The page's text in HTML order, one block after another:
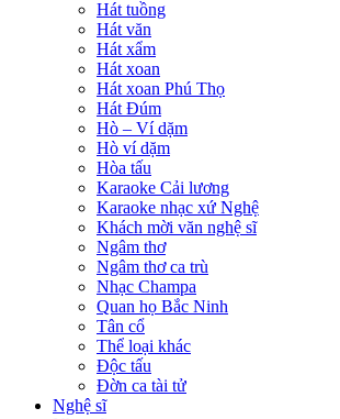
Hát tuồng
Hát văn
Hát xẩm
Hát xoan
Hát xoan Phú Thọ
Hát Đúm
Hò – Ví dặm
Hò ví dặm
Hòa tấu
Karaoke Cải lương
Karaoke nhạc xứ Nghệ
Khách mời văn nghệ sĩ
Ngâm thơ
Ngâm thơ ca trù
Nhạc Champa
Quan họ Bắc Ninh
Tân cổ
Thể loại khác
Độc tấu
Đờn ca tài tử
Nghệ sĩ